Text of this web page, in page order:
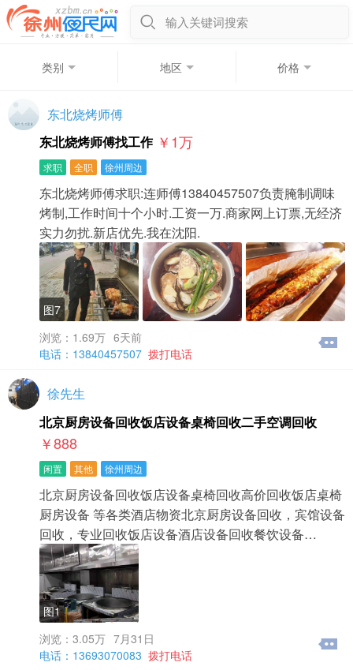
输入关键词搜索
类别 地区 价格
东北烧烤师傅
东北烧烤师傅找工作 ￥1万
求职 全职 徐州周边
东北烧烤师傅求职:连师傅13840457507负责腌制调味
烤制,工作时间十个小时.工资一万.商家网上订票,无经济
实力勿扰.新店优先.我在沈阳.
图7
浏览：1.69万 6天前
电话：13840457507 拨打电话
徐先生
北京厨房设备回收饭店设备桌椅回收二手空调回收
￥888
闲置 其他 徐州周边
北京厨房设备回收饭店设备桌椅回收高价回收饭店桌椅
厨房设备 等各类酒店物资北京厨房设备回收，宾馆设备
回收，专业回收饭店设备酒店设备回收餐饮设备…
图1
浏览：3.05万 7月31日
电话：13693070083 拨打电话